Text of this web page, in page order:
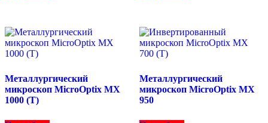
Металлургический
микроскоп MicroOptix MX
1000 (T)
Металлургический
микроскоп MicroOptix MX
950